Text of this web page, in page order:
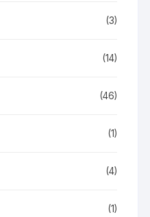
(3)
(14)
(46)
(1)
(4)
(1)